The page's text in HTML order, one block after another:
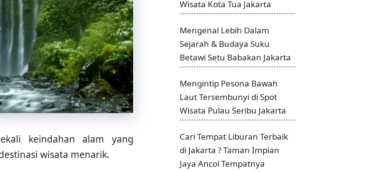
keindahan alam yang
wisata menarik.
Wisata Kota Tua Jakarta
Mengenal Lebih Dalam
Sejarah & Budaya Suku
Betawi Setu Babakan Jakarta
Mengintip Pesona Bawah
Laut Tersembunyi di Spot
Wisata Pulau Seribu Jakarta
Cari Tempat Liburan Terbaik
di Jakarta ? Taman Impian
Jaya Ancol Tempatnya